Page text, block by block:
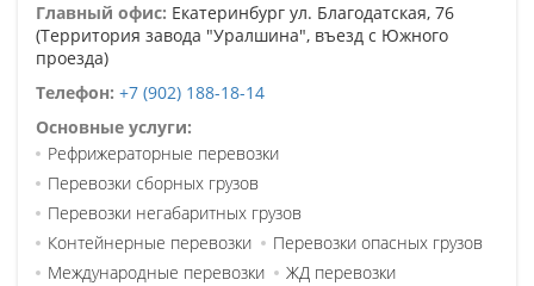
Главный офис: Екатеринбург ул. Благодатская, 76
(Территория завода "Уралшина", въезд с Южного
проезда)
Телефон: +7 (902) 188-18-14
Основные услуги:
Рефрижераторные перевозки
Перевозки сборных грузов
Перевозки негабаритных грузов
Контейнерные перевозки
Перевозки опасных грузов
Международные перевозки
ЖД перевозки